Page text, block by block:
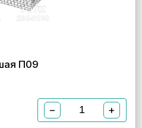
П09
− +